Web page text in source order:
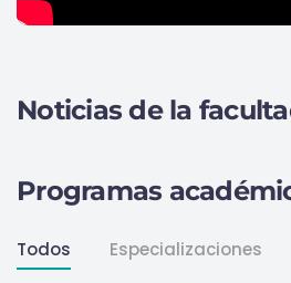
Noticias de la
Programas
Todos Especializaciones